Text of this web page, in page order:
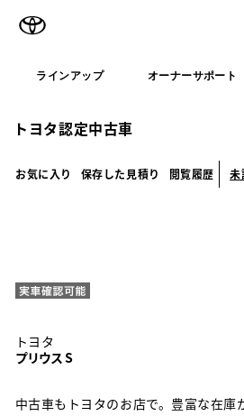
ラインアップ オーナーサポート
トヨタ認定中古車
お気に入り 保存した見積り 閲覧履歴 未
トヨタ
プリウス S
中古車もトヨタのお店で。豊富な在庫